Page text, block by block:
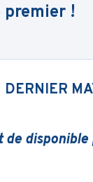
!
DERNIER